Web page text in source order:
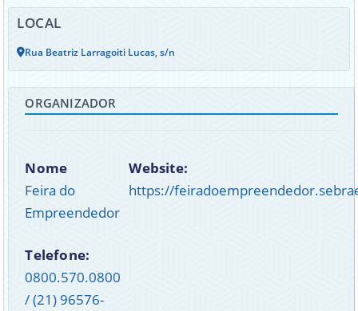
LOCAL
Rua Beatriz Larragoiti Lucas, s/n
ORGANIZADOR
Nome
Feira do
Empreendedor
Telefone:
0800.570.0800
/ (21) 96576-
Website:
https://